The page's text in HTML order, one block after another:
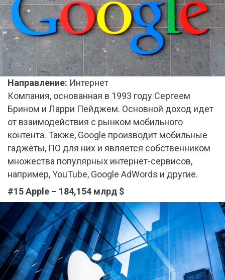
Направление: Интернет
Компания, основанная в 1993 году Сергеем
Брином и Ларри Пейджем. Основной доход идет
от взаимодействия с рынком мобильного
контента. Также, Google производит мобильные
гаджеты, ПО для них и является собственником
множества популярных интернет-сервисов,
например, YouTube, Google AdWords и другие.
#15 Apple – 184,154 млрд $